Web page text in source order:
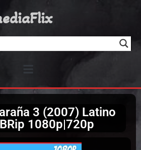
3 (2007) Latino
1080p|720p